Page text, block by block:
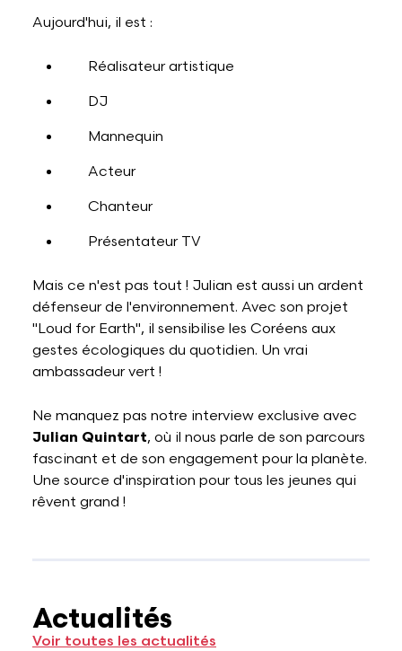
Aujourd'hui, il est :
Réalisateur artistique
DJ
Mannequin
Acteur
Chanteur
Présentateur TV
Mais ce n'est pas tout ! Julian est aussi un ardent
défenseur de l'environnement. Avec son projet
"Loud for Earth", il sensibilise les Coréens aux
gestes écologiques du quotidien. Un vrai
ambassadeur vert !
Ne manquez pas notre interview exclusive avec
Julian Quintart, où il nous parle de son parcours
fascinant et de son engagement pour la planète.
Une source d'inspiration pour tous les jeunes qui
rêvent grand !
Actualités
Voir toutes les actualités